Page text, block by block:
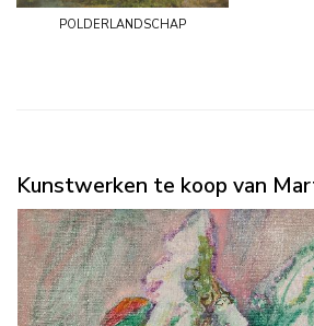
polderlandschap
Kunstwerken te koop van